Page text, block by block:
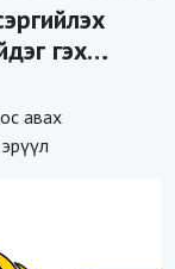
гэх
авах